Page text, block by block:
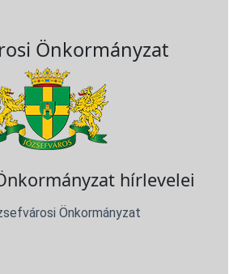
Önkormányzat
hírlevelei
Önkormányzat